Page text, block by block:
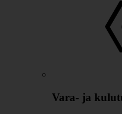
Vara- ja